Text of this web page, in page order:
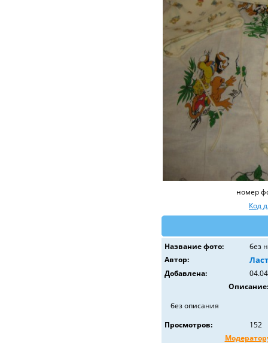
номер
Код
Название фото:
без
Автор:
Добавлена:
Описание:
без описания
Просмотров:
152